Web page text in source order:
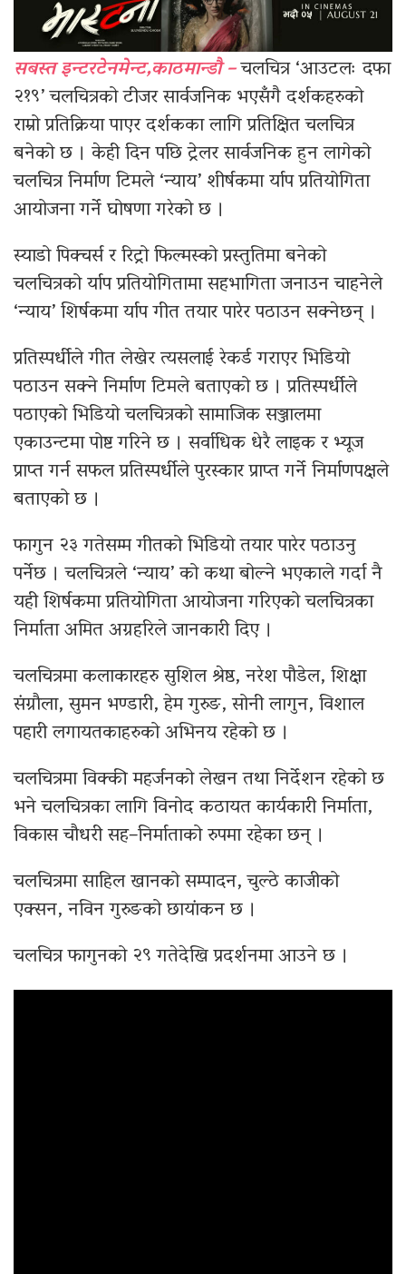
सबस्त इन्टरटेनमेन्ट,काठमान्डौ –चलचित्र ‘आउटलः दफा
२१९’ चलचित्रको टीजर सार्वजनिक भएसँगै दर्शकहरुको
राम्रो प्रतिक्रिया पाएर दर्शकका लागि प्रतिक्षित चलचित्र
बनेको छ । केही दिन पछि ट्रेलर सार्वजनिक हुन लागेको
चलचित्र निर्माण टिमले ‘न्याय’ शीर्षकमा र्याप प्रतियोगिता
आयोजना गर्ने घोषणा गरेको छ ।
स्याडो पिक्चर्स र रिट्रो फिल्मस्को प्रस्तुतिमा बनेको
चलचित्रको र्याप प्रतियोगितामा सहभागिता जनाउन चाहनेले
‘न्याय’ शिर्षकमा र्याप गीत तयार पारेर पठाउन सक्नेछन् ।
प्रतिस्पर्धीले गीत लेखेर त्यसलाई रेकर्ड गराएर भिडियो
पठाउन सक्ने निर्माण टिमले बताएको छ । प्रतिस्पर्धीले
पठाएको भिडियो चलचित्रको सामाजिक सञ्जालमा
एकाउन्टमा पोष्ट गरिने छ । सर्वाधिक धेरै लाइक र भ्यूज
प्राप्त गर्न सफल प्रतिस्पर्धीले पुरस्कार प्राप्त गर्ने निर्माणपक्षले
बताएको छ ।
फागुन २३ गतेसम्म गीतको भिडियो तयार पारेर पठाउनु
पर्नेछ । चलचित्रले ‘न्याय’ को कथा बोल्ने भएकाले गर्दा नै
यही शिर्षकमा प्रतियोगिता आयोजना गरिएको चलचित्रका
निर्माता अमित अग्रहरिले जानकारी दिए ।
चलचित्रमा कलाकारहरु सुशिल श्रेष्ठ, नरेश पौडेल, शिक्षा
संग्रौला, सुमन भण्डारी, हेम गुरुङ, सोनी लागुन, विशाल
पहारी लगायतकाहरुको अभिनय रहेको छ ।
चलचित्रमा विक्की महर्जनको लेखन तथा निर्देशन रहेको छ
भने चलचित्रका लागि विनोद कठायत कार्यकारी निर्माता,
विकास चौधरी सह–निर्माताको रुपमा रहेका छन् ।
चलचित्रमा साहिल खानको सम्पादन, चुल्ठे काजीको
एक्सन, नविन गुरुङको छायांकन छ ।
चलचित्र फागुनको २९ गतेदेखि प्रदर्शनमा आउने छ ।